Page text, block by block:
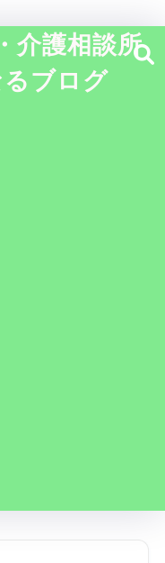
介護相談所
ブログ